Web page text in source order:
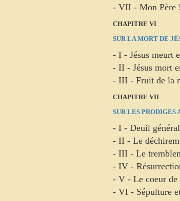
- VII - Mon Père
CHAPITRE VI
SUR LA MORT DE
- I - Jésus meurt
- II - Jésus mort
- III - Fruit de la
CHAPITRE VII
SUR LES PRODIGES
- I - Deuil
- II - Le
- III - Le
- IV -
- V - Le coeur de
- VI - Sépulture